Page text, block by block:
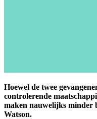
Hoewel de twee
controlerende
maken nauwelijks minder
Watson.